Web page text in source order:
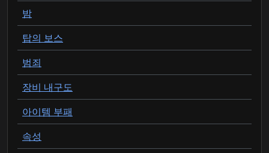
밤
탑의 보스
범죄
장비 내구도
아이템 부패
속성